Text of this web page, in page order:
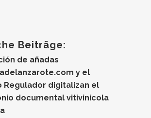
Beiträge:
de añadas
y el
Regulador digitalizan el
documental vitivinícola